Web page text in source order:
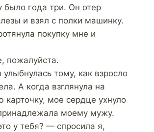
было года три. Он отер
и взял с полки машинку.
покупку мне и
пожалуйста.
улыбнулась тому, как взросло
А когда взглянула на
карточку, мое сердце ухнуло
моему мужу.
у тебя? — спросила я,